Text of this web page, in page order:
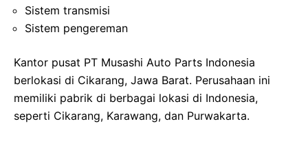
Sistem transmisi
Sistem pengereman
Kantor pusat PT Musashi Auto Parts Indonesia
berlokasi di Cikarang, Jawa Barat. Perusahaan ini
memiliki pabrik di berbagai lokasi di Indonesia,
seperti Cikarang, Karawang, dan Purwakarta.